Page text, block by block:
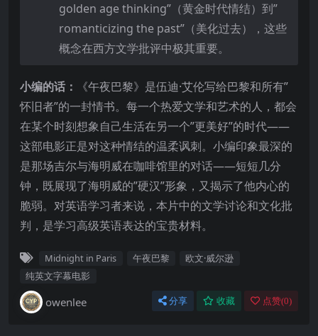
golden age thinking”（黄金时代情结）到”
romanticizing the past”（美化过去），这些
概念在西方文学批评中极其重要。
小编的话：
《午夜巴黎》是伍迪·艾伦写给巴黎和所有”
怀旧者”的一封情书。每一个热爱文学和艺术的人，都会
在某个时刻想象自己生活在另一个”更美好”的时代——
这部电影正是对这种情结的温柔讽刺。小编印象最深的
是那场吉尔与海明威在咖啡馆里的对话——短短几分
钟，既展现了海明威的”硬汉”形象，又揭示了他内心的
脆弱。对英语学习者来说，本片中的文学讨论和文化批
判，是学习高级英语表达的宝贵材料。
Midnight in Paris 午夜巴黎
欧文·威尔逊
纯英文字幕电影
owenlee 分享 收藏 点赞(0)